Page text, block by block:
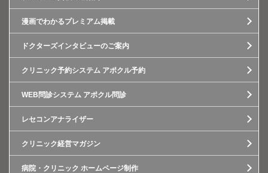
漫画でわかるプレミアム掲載
ドクターズインタビューのご案内
クリニック予約システム アポクル予約
WEB問診システム アポクル問診
レセコンアナライザー
クリニック経営マガジン
病院・クリニック ホームページ制作